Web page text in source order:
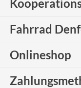
Fahrrad
Onlineshop